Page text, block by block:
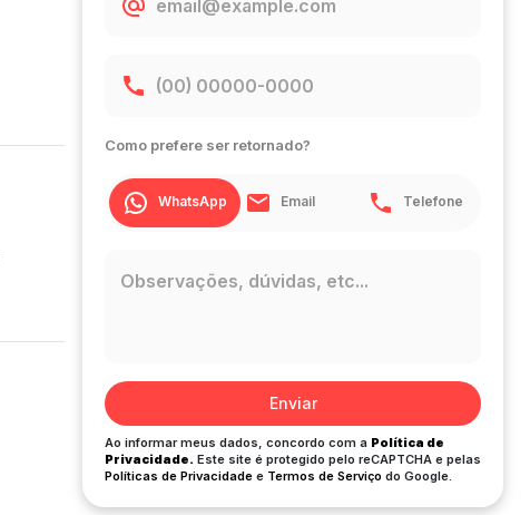
Como prefere ser retornado?
WhatsApp Email Telefone
Enviar
Ao informar meus dados, concordo com a Política de
Privacidade. Este site é protegido pelo reCAPTCHA e pelas
Políticas de Privacidade e Termos de Serviço do Google.